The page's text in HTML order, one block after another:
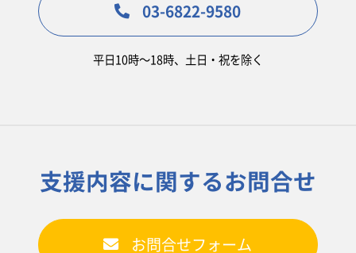
03-6822-9580
平日10時〜18時、土日・祝を除く
支援内容に関するお問合せ
お問合せフォーム